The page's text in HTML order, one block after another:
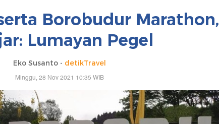
Borobudur Marathon,
Lumayan Pegel
Eko Susanto - detikTravel
Minggu, 28 Nov 2021 10:35 WIB